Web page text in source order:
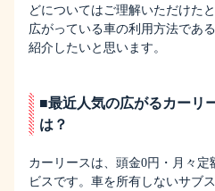
どについてはご理解いただけた
広がっている車の利用方法であ
紹介したいと思います。
■最近人気の広がるカーリ
は？
カーリースは、頭金0円・月々
ビスです。車を所有しないサブ